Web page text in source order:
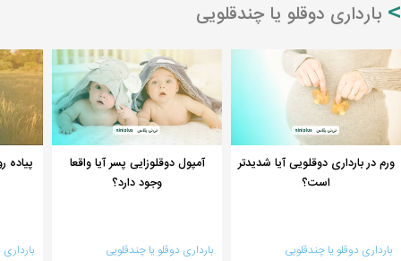
بارداری دوقلو یا چندقلویی
ورم در بارداری دوقلویی آیا شدیدتر
است؟
بارداری دوقلو یا چندقلویی
آمپول دوقلوزایی پسر آیا واقعا
وجود دارد؟
بارداری دوقلو یا چندقلویی
پیاده